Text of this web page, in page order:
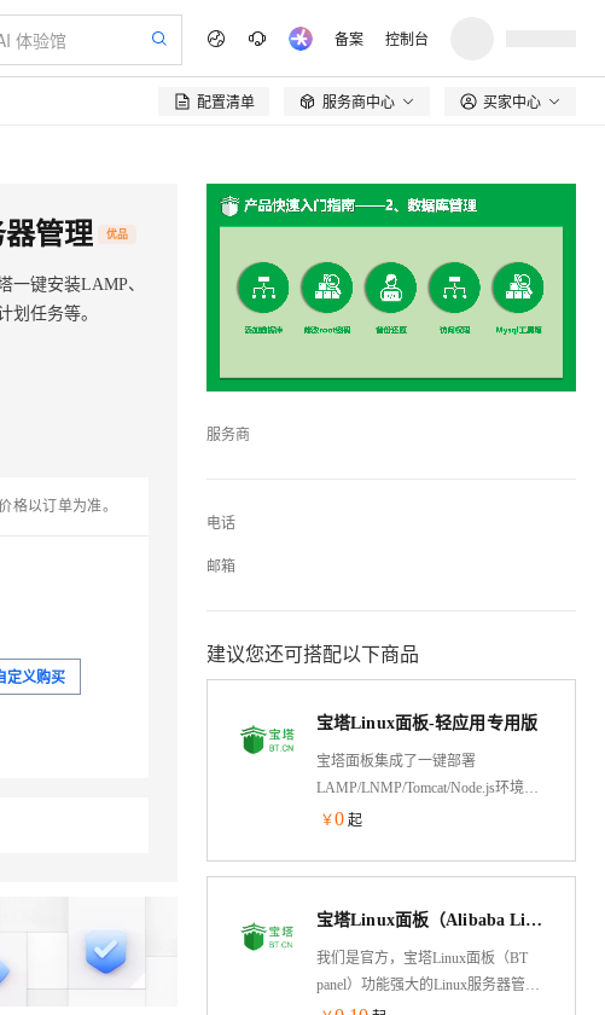
里云 备案 控制台
配置清单  服务商中心 买家中心
管理 优品
一键安装LAMP、
划任务等。
格以订单为准。
定义购买
服务商
电话
邮箱
建议您还可搭配以下商品
宝塔Linux面板-轻应用专用版
宝塔面板集成了一键部署
LAMP/LNMP/Tomcat/Node.js环境，
通过web端可视化操作，优化了建站
￥0 起
宝塔Linux面板（Alibaba Linux3操作系统/LAMP/LNMP/Java/Node/服务器管理/BT Panel）
我们是官方，宝塔Linux面板（BT
panel）功能强大的Linux服务器管理